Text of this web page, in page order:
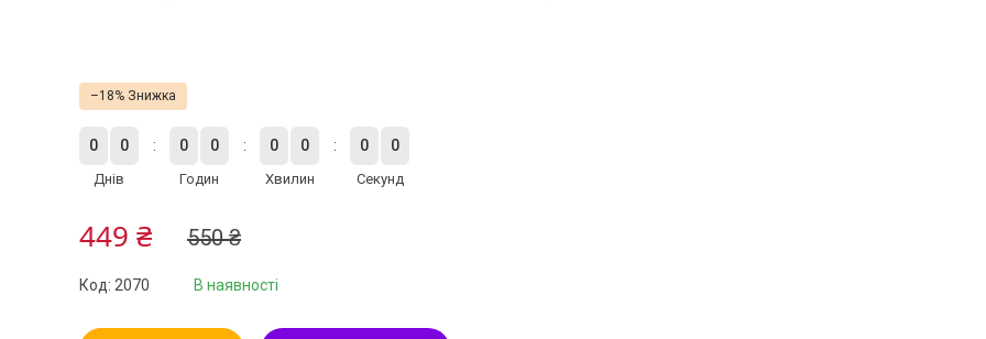
–18%
0 0
Днів
0 0
Годин
0 0
Хвилин
0 0
Секунд
550 ₴
449 ₴
В наявності
Код: 2070